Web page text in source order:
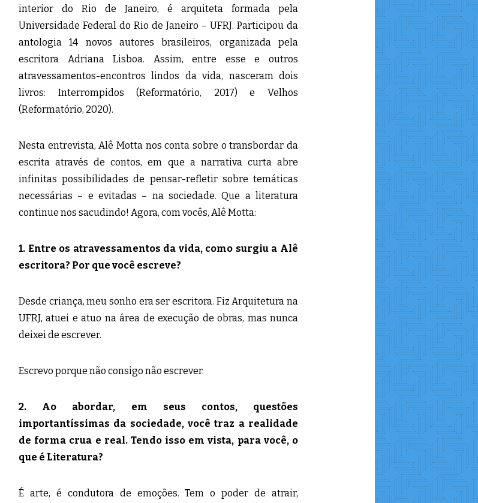
interior do Rio de Janeiro, é arquiteta formada pela
Universidade Federal do Rio de Janeiro – UFRJ. Participou da
antologia 14 novos autores brasileiros, organizada pela
escritora Adriana Lisboa. Assim, entre esse e outros
atravessamentos-encontros lindos da vida, nasceram dois
livros: Interrompidos (Reformatório, 2017) e Velhos
(Reformatório, 2020).
Nesta entrevista, Alê Motta nos conta sobre o transbordar da
escrita através de contos, em que a narrativa curta abre
infinitas possibilidades de pensar-refletir sobre temáticas
necessárias – e evitadas – na sociedade. Que a literatura
continue nos sacudindo! Agora, com vocês, Alê Motta:
1. Entre os atravessamentos da vida, como surgiu a Alê
escritora? Por que você escreve?
Desde criança, meu sonho era ser escritora. Fiz Arquitetura na
UFRJ, atuei e atuo na área de execução de obras, mas nunca
deixei de escrever.
Escrevo porque não consigo não escrever.
2. Ao abordar, em seus contos, questões
importantíssimas da sociedade, você traz a realidade
de forma crua e real. Tendo isso em vista, para você, o
que é Literatura?
É arte, é condutora de emoções. Tem o poder de atrair,